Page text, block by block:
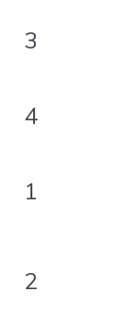
3
4
1
2